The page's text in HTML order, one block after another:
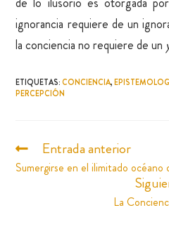
ignorancia requiere de un
la conciencia no requiere de un
ETIQUETAS:CONCIENCIA,
PERCEPCIÓN
Entrada anterior
Sumergirse en el ilimitado
La